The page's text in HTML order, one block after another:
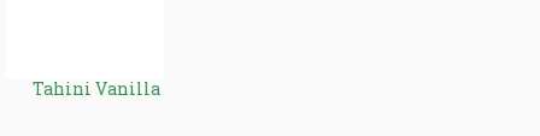
Tahini Vanilla